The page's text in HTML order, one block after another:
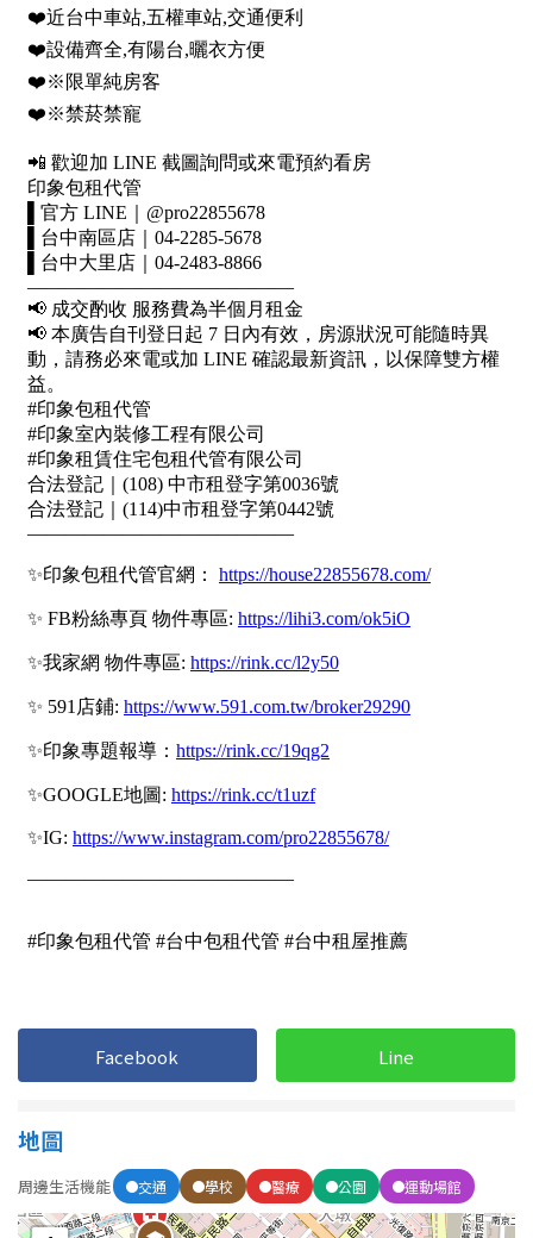
金門連江
1樓
3樓
21樓以上
~
格局
不拘
2房
4房 5房以上
屋齡
不拘
5 年以下
20-30 年 30-40 年
40 年以上
售價
Facebook Line
地圖
周邊生活機能 交通 學校 醫療 公園 運動場館